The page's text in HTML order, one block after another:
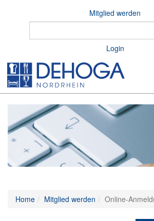
Mitglied werden
Login
Home Mitglied werden Online-